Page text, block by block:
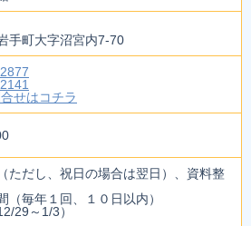
手町大字沼宮内7-70
せはコチラ
ただし、祝日の場合は翌日）、資料整
（毎年１回、１０日以内）
29～1/3）